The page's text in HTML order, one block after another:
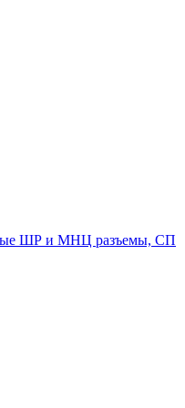
ШР и МНЦ разъемы, СП